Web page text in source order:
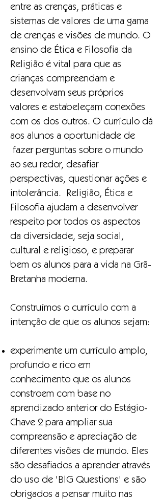
entre as crenças, práticas e
sistemas de valores de uma gama
de crenças e visões de mundo. O
ensino de Ética e Filosofia da
Religião é vital para que as
crianças compreendam e
desenvolvam seus próprios
valores e estabeleçam conexões
com os dos outros. O currículo dá
aos alunos a oportunidade de
fazer perguntas sobre o mundo
ao seu redor, desafiar
perspectivas, questionar ações e
intolerância. Religião, Ética e
Filosofia ajudam a desenvolver
respeito por todos os aspectos
da diversidade, seja social,
cultural e religioso, e preparar
bem os alunos para a vida na Grã-
Bretanha moderna.
Construímos o currículo com a
intenção de que os alunos sejam:
experimente um currículo amplo,
profundo e rico em
conhecimento que os alunos
constroem com base no
aprendizado anterior do Estágio-
Chave 2 para ampliar sua
compreensão e apreciação de
diferentes visões de mundo. Eles
são desafiados a aprender através
do uso de 'BIG Questions' e são
obrigados a pensar muito nas